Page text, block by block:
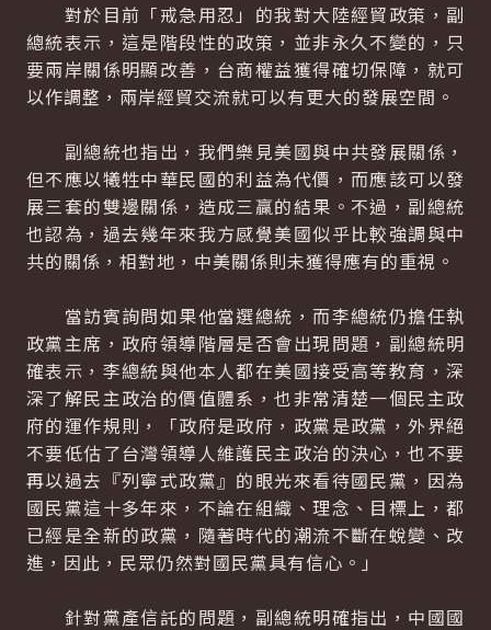
對於目前「戒急用忍」的我對大陸經貿政策，副
總統表示，這是階段性的政策，並非永久不變的，只
要兩岸關係明顯改善，台商權益獲得確切保障，就可
以作調整，兩岸經貿交流就可以有更大的發展空間。
副總統也指出，我們樂見美國與中共發展關係，
但不應以犧牲中華民國的利益為代價，而應該可以發
展三套的雙邊關係，造成三贏的結果。不過，副總統
也認為，過去幾年來我方感覺美國似乎比較強調與中
共的關係，相對地，中美關係則未獲得應有的重視。
當訪賓詢問如果他當選總統，而李總統仍擔任執
政黨主席，政府領導階層是否會出現問題，副總統明
確表示，李總統與他本人都在美國接受高等教育，深
深了解民主政治的價值體系，也非常清楚一個民主政
府的運作規則，「政府是政府，政黨是政黨，外界絕
不要低估了台灣領導人維護民主政治的決心，也不要
再以過去『列寧式政黨』的眼光來看待國民黨，因為
國民黨這十多年來，不論在組織、理念、目標上，都
已經是全新的政黨，隨著時代的潮流不斷在蛻變、改
進，因此，民眾仍然對國民黨具有信心。」
針對黨產信託的問題，副總統明確指出，中國國